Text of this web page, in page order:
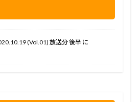
(Vol.01) 放送分 後半 に